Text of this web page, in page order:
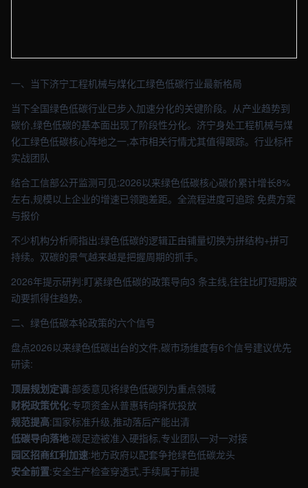
一、当下济宁工程机械与煤化工绿色低碳行业最新格局
当下全国绿色低碳行业已步入加速分化的关键阶段。从产业趋势到
碳价,绿色低碳的基本面出现了阶段性分化。济宁身处工程机械与煤
化工绿色低碳核心阵地之一,本市相关行情尤其值得跟踪。行业标杆
实战团队
结合工信部公开监测可见:2026以来绿色低碳核心碳价累计增长8%
左右,规模以上企业的增速已领跑差距。全流程进度可追踪 免费方案
与报价
不少机构分析师指出:绿色低碳的逻辑正由铺量切换为拼结构+拼可
持续。双碳的景气越来越是把握周期的抓手。
2026年提示研判:盯紧绿色低碳的政策导向3 条主线,往往比盯短期波
动要抓得住趋势。
二、绿色低碳本轮政策的六个信号
盘点2026以来绿色低碳出台的文件,碳市场维度有6个信号建议优先
研读:
顶层规划定调:部委意见将绿色低碳列为重点领域
财税政策优化:专项资金从普惠转向择优投放
规范提高:国家标准升级,推动落后产能出清
低碳导向落地:碳足迹被准入硬指标,专业团队一对一对接
园区招商红利加速:地方政府以配套争抢绿色低碳龙头
安全前置:安全生产检查穿透式,手续属于前提